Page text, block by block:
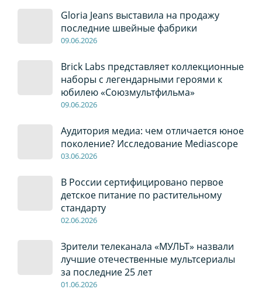
Gloria Jeans выставила на продажу
последние швейные фабрики
09.06.2026
Brick Labs представляет коллекционные
наборы с легендарными героями к
юбилею «Союзмультфильма»
09.06.2026
Аудитория медиа: чем отличается юное
поколение? Исследование Mediascope
03.06.2026
В России сертифицировано первое
детское питание по растительному
стандарту
02.06.2026
Зрители телеканала «МУЛЬТ» назвали
лучшие отечественные мультсериалы
за последние 25 лет
01.06.2026